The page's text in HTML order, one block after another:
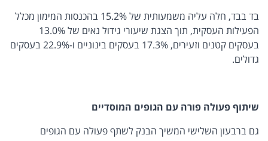
בד בבד, חלה עליה משמעותית של 15.2% בהכנסות המימון מכלל
הפעילות העסקית, תוך הצגת שיעורי גידול נאים של 13.0%
בעסקים קטנים וזעירים, 17.3% בעסקים בינוניים ו-22.9% בעסקים
גדולים.
שיתוף פעולה פורה עם הגופים המוסדיים
גם ברבעון השלישי המשיך הבנק לשתף פעולה עם הגופים